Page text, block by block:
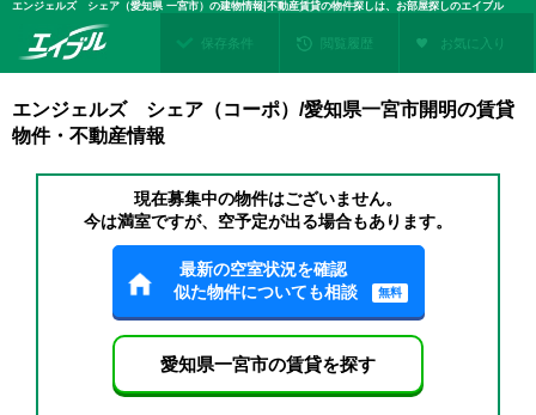
エンジェルズ シェア（愛知県 一宮市）の建物情報|不動産賃貸の物件探しは、お部屋探しのエイブル
保存条件 閲覧履歴 お気に入り
エンジェルズ シェア（コーポ）/愛知県一宮市開明の賃貸
物件・不動産情報
現在募集中の物件はございません。
今は満室ですが、空予定が出る場合もあります。
最新の空室状況を確認
似た物件についても相談
無料
愛知県一宮市の賃貸を探す